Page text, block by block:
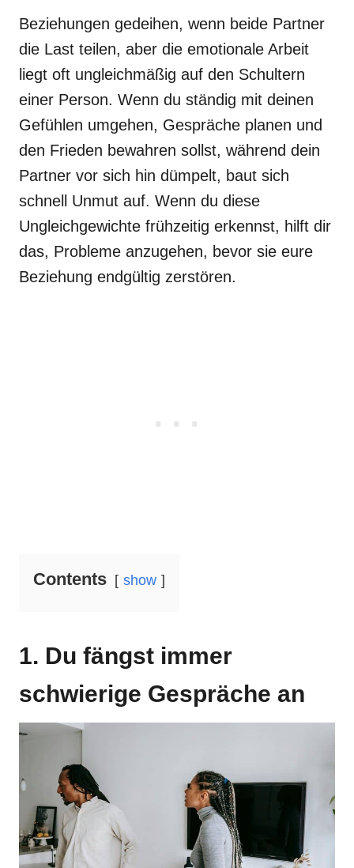
Beziehungen gedeihen, wenn beide Partner
die Last teilen, aber die emotionale Arbeit
liegt oft ungleichmäßig auf den Schultern
einer Person. Wenn du ständig mit deinen
Gefühlen umgehen, Gespräche planen und
den Frieden bewahren sollst, während dein
Partner vor sich hin dümpelt, baut sich
schnell Unmut auf. Wenn du diese
Ungleichgewichte frühzeitig erkennst, hilft dir
das, Probleme anzugehen, bevor sie eure
Beziehung endgültig zerstören.
Contents show
1. Du fängst immer
schwierige Gespräche an